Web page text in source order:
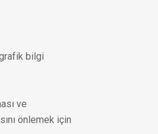
bilgi
ve
önlemek için